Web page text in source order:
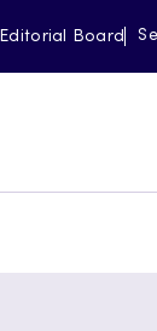
Editorial Board